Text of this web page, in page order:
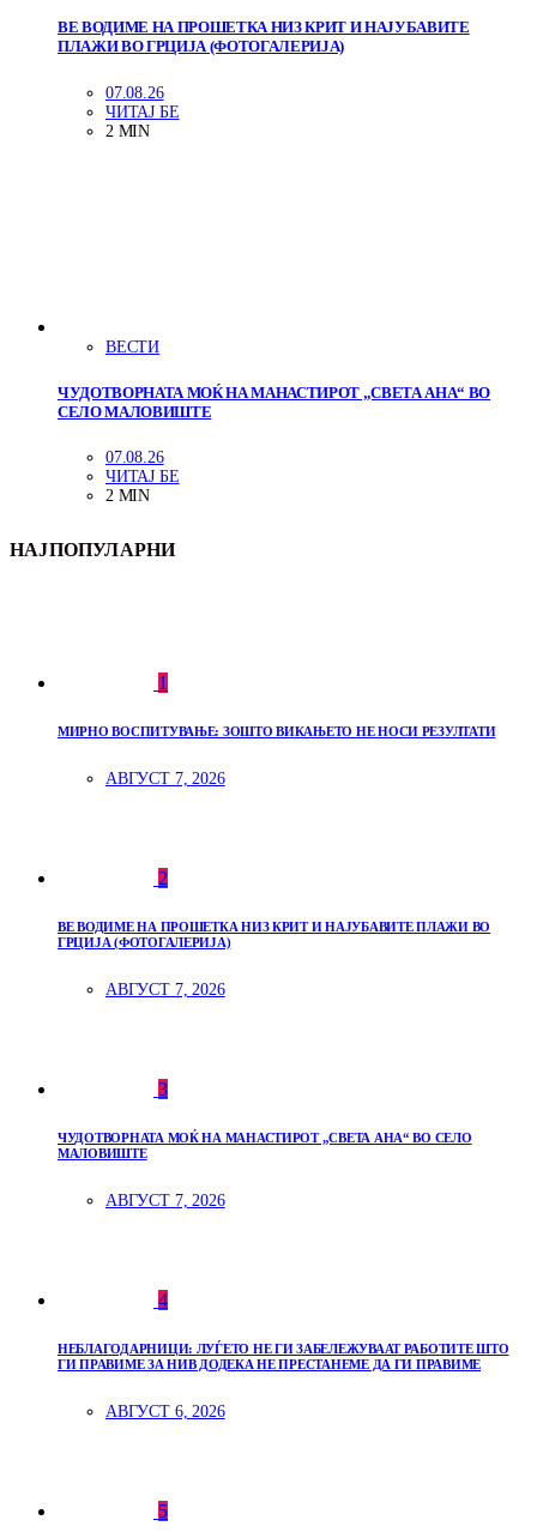
ВЕ ВОДИМЕ НА ПРОШЕТКА НИЗ КРИТ И НАЈУБАВИТЕ
ПЛАЖИ ВО ГРЦИЈА (ФОТОГАЛЕРИЈА)
07.08.26
ЧИТАЈ БЕ
2 MIN
ВЕСТИ
ЧУДОТВОРНАТА МОЌ НА МАНАСТИРОТ „СВЕТА АНА“ ВО
СЕЛО МАЛОВИШТЕ
07.08.26
ЧИТАЈ БЕ
2 MIN
НАЈПОПУЛАРНИ
1
МИРНО ВОСПИТУВАЊЕ: ЗОШТО ВИКАЊЕТО НЕ НОСИ РЕЗУЛТАТИ
АВГУСТ 7, 2026
2
ВЕ ВОДИМЕ НА ПРОШЕТКА НИЗ КРИТ И НАЈУБАВИТЕ ПЛАЖИ ВО
ГРЦИЈА (ФОТОГАЛЕРИЈА)
АВГУСТ 7, 2026
3
ЧУДОТВОРНАТА МОЌ НА МАНАСТИРОТ „СВЕТА АНА“ ВО СЕЛО
МАЛОВИШТЕ
АВГУСТ 7, 2026
4
НЕБЛАГОДАРНИЦИ: ЛУЃЕТО НЕ ГИ ЗАБЕЛЕЖУВААТ РАБОТИТЕ ШТО
ГИ ПРАВИМЕ ЗА НИВ ДОДЕКА НЕ ПРЕСТАНЕМЕ ДА ГИ ПРАВИМЕ
АВГУСТ 6, 2026
5